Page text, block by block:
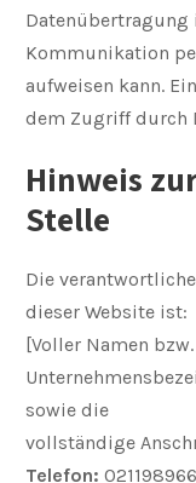
Datenübertragung
Kommunikation
aufweisen kann.
dem Zugriff durch
Hinweis
Stelle
Die
dieser Website ist:
[Voller Namen
sowie die
vollständige
Telefon: